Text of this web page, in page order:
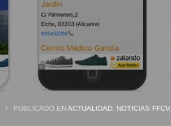
/ PUBLICADO ENACTUALIDAD, NOTICIAS FFCV,